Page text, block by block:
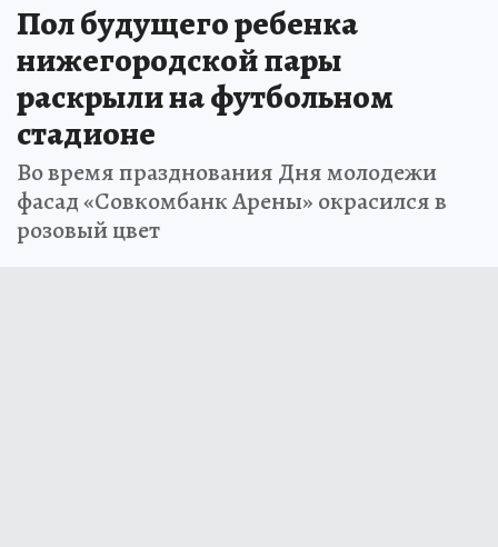
Пол будущего ребенка
нижегородской пары
раскрыли на футбольном
стадионе
Во время празднования Дня молодежи
фасад «Совкомбанк Арены» окрасился в
розовый цвет